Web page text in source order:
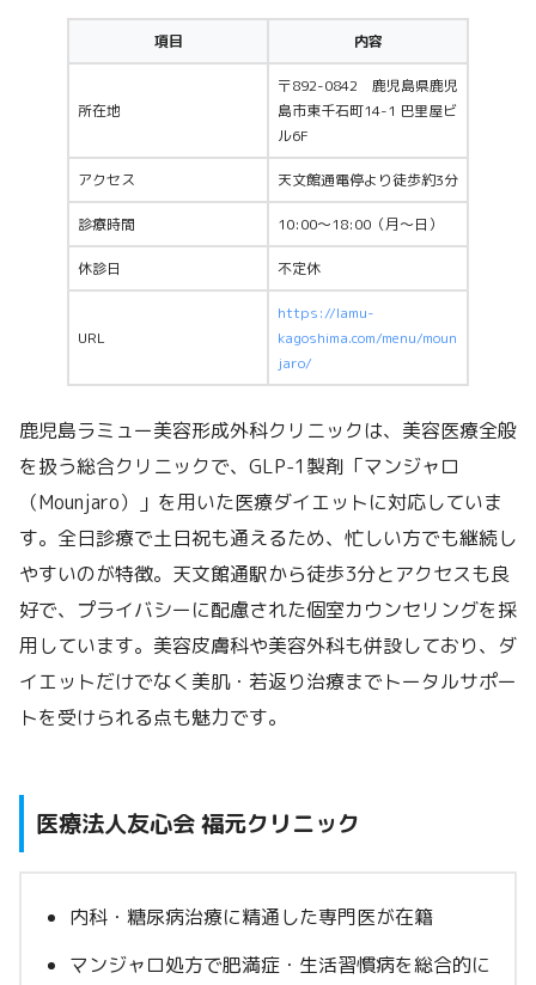
項目 内容
所在地
〒892-0842 鹿児島県鹿児
島市東千石町14-1 巴里屋ビ
ル6F
アクセス 天文館通電停より徒歩約3分
診療時間 10:00〜18:00（月〜日）
休診日 不定休
URL
https://lamu-
kagoshima.com/menu/moun
jaro/
鹿児島ラミュー美容形成外科クリニックは、美容医療全般
を扱う総合クリニックで、GLP-1製剤「マンジャロ
（Mounjaro）」を用いた医療ダイエットに対応していま
す。全日診療で土日祝も通えるため、忙しい方でも継続し
やすいのが特徴。天文館通駅から徒歩3分とアクセスも良
好で、プライバシーに配慮された個室カウンセリングを採
用しています。美容皮膚科や美容外科も併設しており、ダ
イエットだけでなく美肌・若返り治療までトータルサポー
トを受けられる点も魅力です。
医療法人友心会 福元クリニック
内科・糖尿病治療に精通した専門医が在籍
マンジャロ処方で肥満症・生活習慣病を総合的に